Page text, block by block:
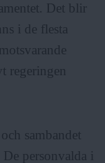
Det blir
i de flesta
regeringen
sambandet
personvalda i